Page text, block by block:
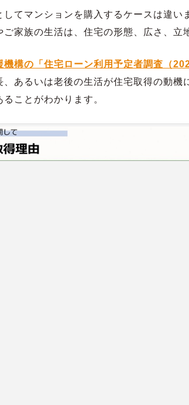
してマンションを購入するケースは違い
家族の生活は、住宅の形態、広さ、立
機構の「住宅ローン利用予定者調査（
あるいは老後の生活が住宅取得の動機
ことがわかります。